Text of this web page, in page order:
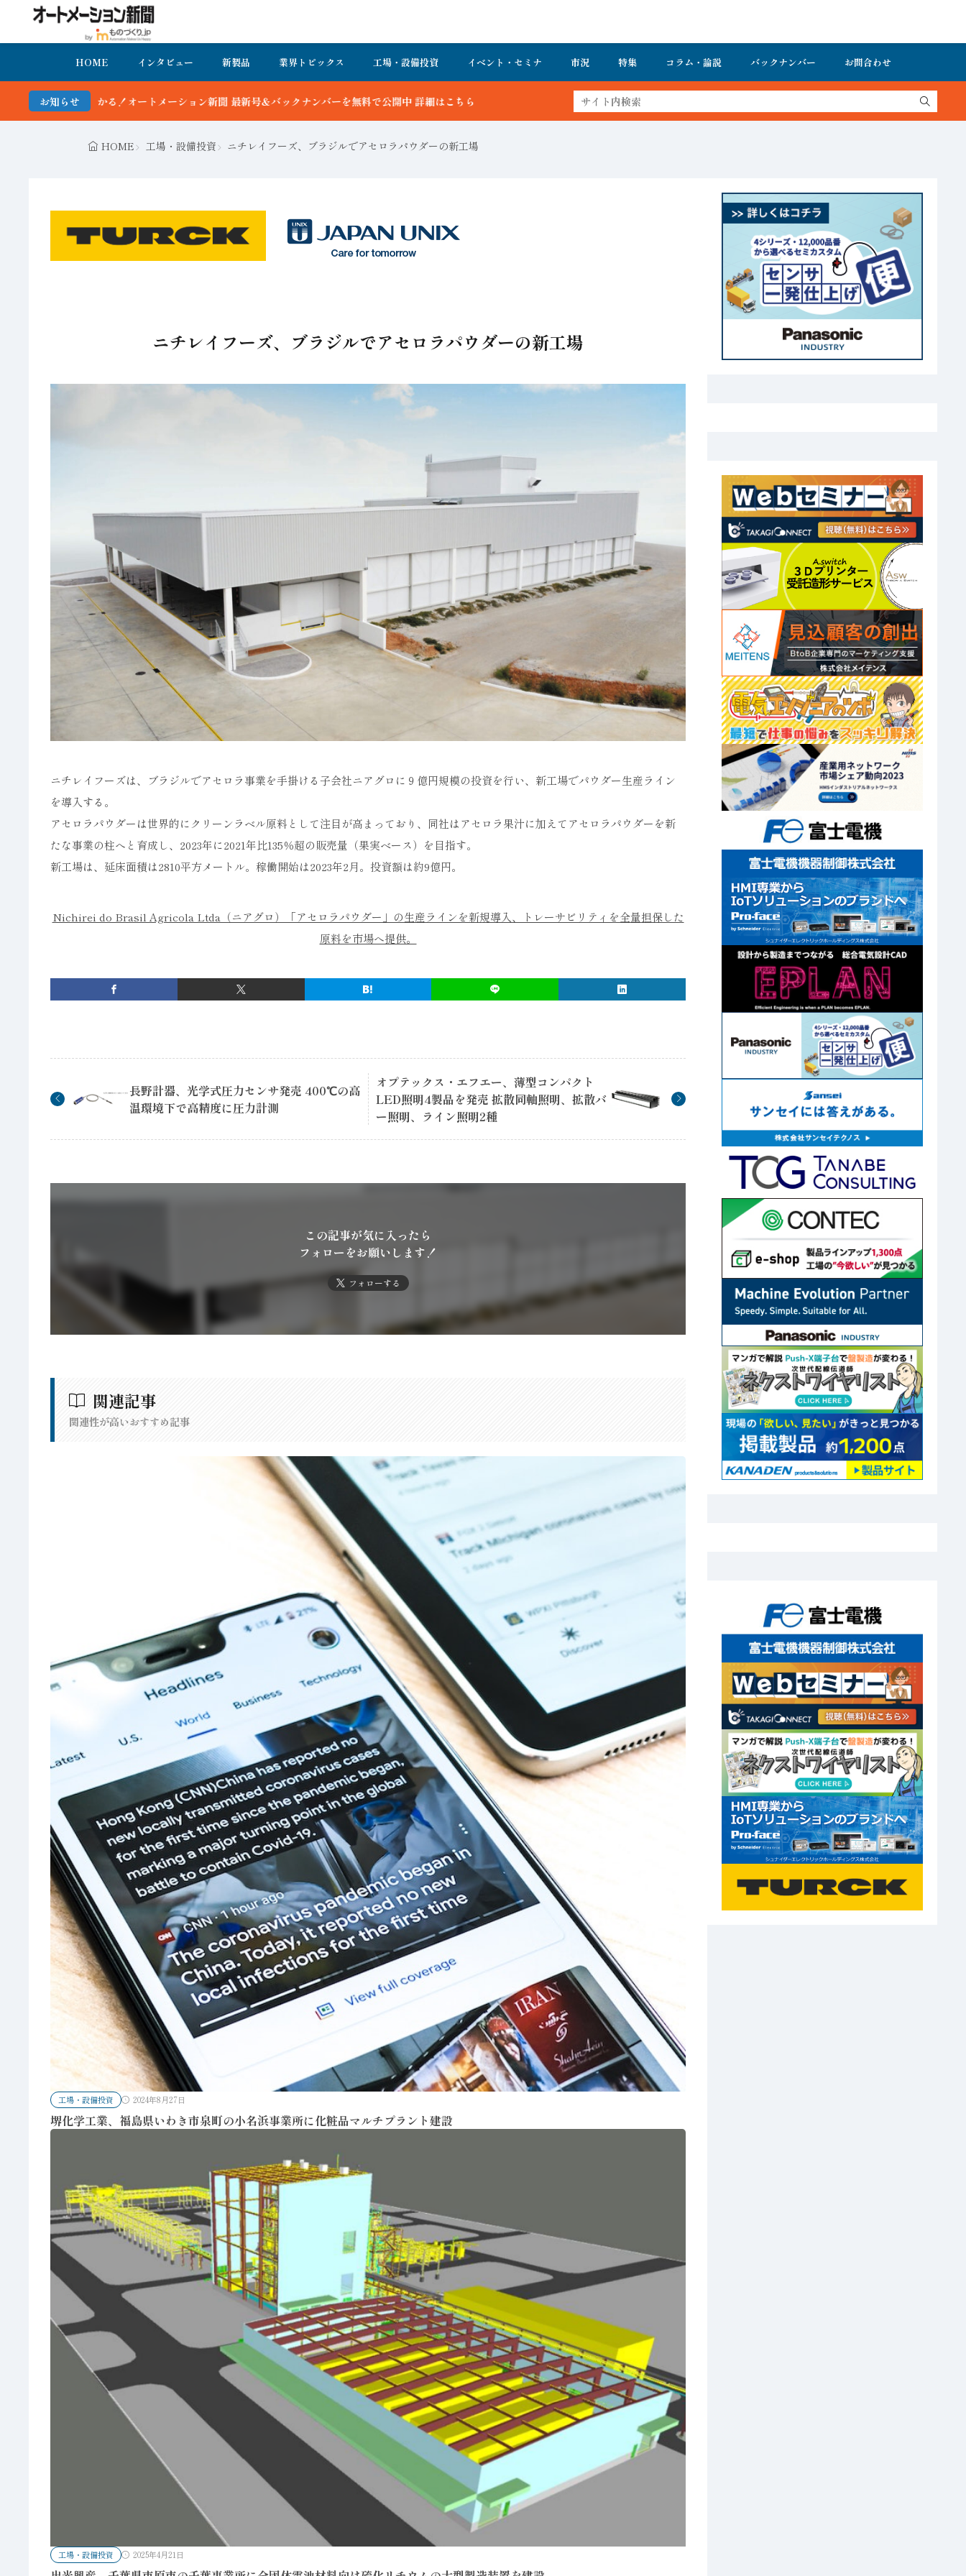
HOME インタビュー 新製品 業界トピックス 工場・設備投資 イベント・セミナ 市況 特集 コラム・論説 バックナンバー お問合わせ
お知らせ
最新号＆バックナンバーを無料で公開中 詳細はこちら
HOME 工場・設備投資 ニチレイフーズ、ブラジルでアセロラパウダーの新工場
ニチレイフーズ、ブラジルでアセロラパウダーの新工場
ニチレイフーズは、ブラジルでアセロラ事業を手掛ける子会社ニアグロに９億円規模の投資を行い、新工場でパウダー生産ライン
を導入する。
アセロラパウダーは世界的にクリーンラベル原料として注目が高まっており、同社はアセロラ果汁に加えてアセロラパウダーを新
たな事業の柱へと育成し、2023年に2021年比135％超の販売量（果実ベース）を目指す。
新工場は、延床面積は2810平方メートル。稼働開始は2023年2月。投資額は約9億円。
Nichirei do Brasil Agricola Ltda（ニアグロ）「アセロラパウダー」の生産ラインを新規導入、トレーサビリティを全量担保した
原料を市場へ提供。
長野計器、光学式圧力センサ発売 400℃の高
温環境下で高精度に圧力計測
オプテックス・エフエー、薄型コンパクト
LED照明4製品を発売 拡散同軸照明、拡散バ
ー照明、ライン照明2種
この記事が気に入ったら
フォローをお願いします！
フォローする
関連記事
関連性が高いおすすめ記事
工場・設備投資 2024年8月27日
堺化学工業、福島県いわき市泉町の小名浜事業所に化粧品マルチプラント建設
工場・設備投資 2025年4月21日